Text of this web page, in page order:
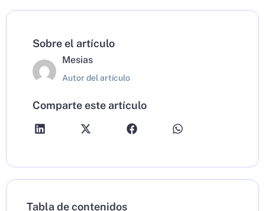
Sobre el artículo
Mesias
Autor del artículo
Comparte este artículo
Tabla de contenidos